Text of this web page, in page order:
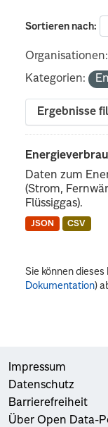
Sortieren nach
Organisationen:
Kategorien:
Ergebnisse
Daten zum
(Strom,
Flüssiggas).
JSON CSV
Sie können
Dokumentation)
Impressum
Datenschutz
Barrierefreiheit
Über Open Data-